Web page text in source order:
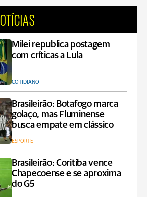
Milei republica postagem
com críticas a Lula
COTIDIANO
Brasileirão: Botafogo marca
golaço, mas Fluminense
busca empate em clássico
ESPORTE
Brasileirão: Coritiba vence
Chapecoense e se aproxima
do G5